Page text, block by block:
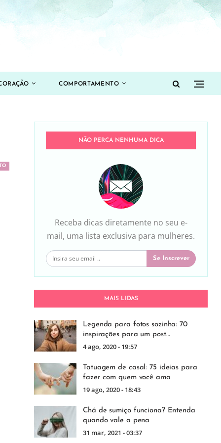
COMPORTAMENTO
NÃO PERCA NENHUMA DICA
Receba dicas diretamente no seu e-
mail, uma lista exclusiva para mulheres.
Se Inscrever
MAIS LIDAS
Legenda para fotos sozinha: 70
inspirações para um post…
4 ago, 2020 - 19:57
Tatuagem de casal: 75 ideias para
fazer com quem você ama
19 ago, 2020 - 18:43
Chá de sumiço funciona? Entenda
quando vale a pena
31 mar, 2021 - 03:37